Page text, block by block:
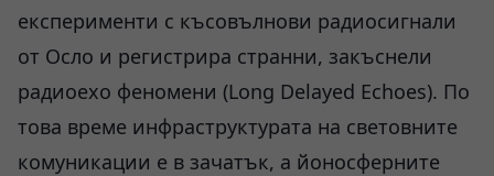
експерименти с късовълнови радиосигнали
от Осло и регистрира странни, закъснели
радиоехо феномени (Long Delayed Echoes). По
това време инфраструктурата на световните
комуникации е в зачатък, а йоносферните